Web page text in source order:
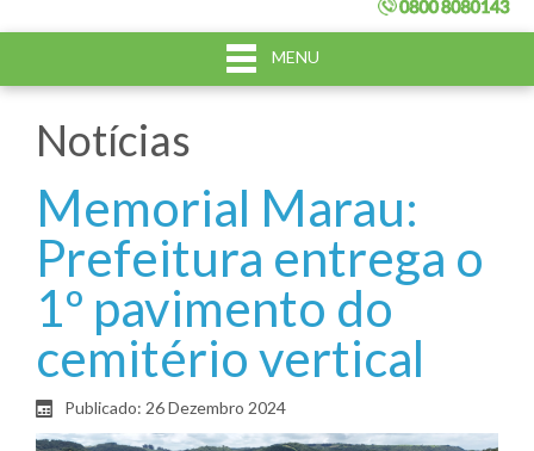
MENU
Notícias
Memorial Marau:
Prefeitura entrega o
1º pavimento do
cemitério vertical
Publicado: 26 Dezembro 2024